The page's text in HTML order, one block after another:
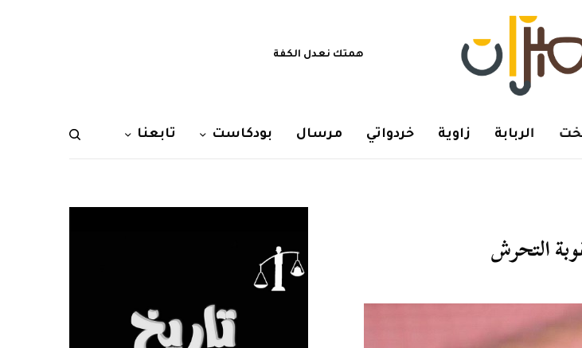
همتك نعدل الكفة
الربابة زاوية خردواتي مرسال بودكاست تابعنا
التحرش